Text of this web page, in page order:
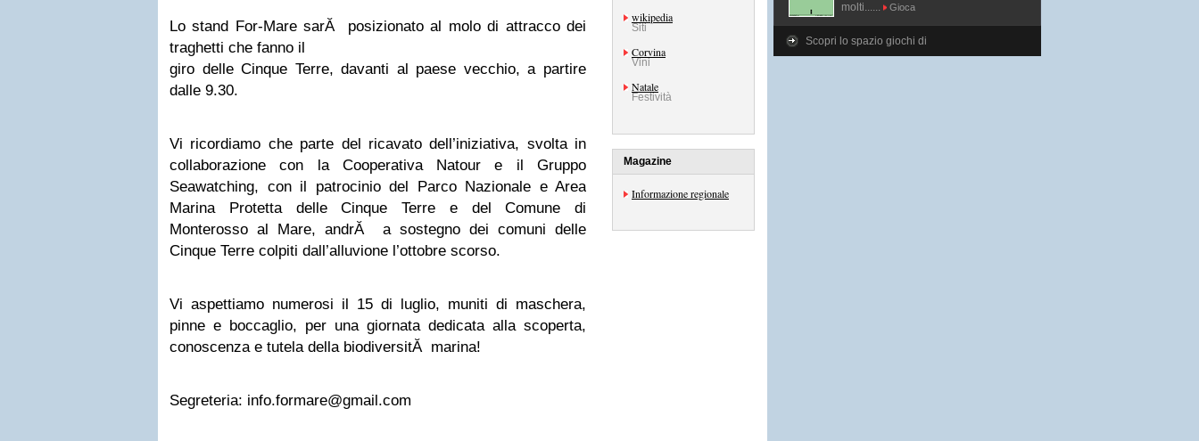
Lo stand For-Mare sarĂ posizionato al molo di attracco dei
traghetti che fanno il
giro delle Cinque Terre, davanti al paese vecchio, a partire
dalle 9.30.
Vi ricordiamo che parte del ricavato dell’iniziativa, svolta in
collaborazione con la Cooperativa Natour e il Gruppo
Seawatching, con il patrocinio del Parco Nazionale e Area
Marina Protetta delle Cinque Terre e del Comune di
Monterosso al Mare, andrĂ a sostegno dei comuni delle
Cinque Terre colpiti dall’alluvione l’ottobre scorso.
Vi aspettiamo numerosi il 15 di luglio, muniti di maschera,
pinne e boccaglio, per una giornata dedicata alla scoperta,
conoscenza e tutela della biodiversitĂ marina!
Segreteria: info.formare@gmail.com
wikipedia
Siti
Corvina
Vini
Natale
Festività
Magazine
Informazione regionale
molti......
Gioca
Scopri lo spazio giochi di